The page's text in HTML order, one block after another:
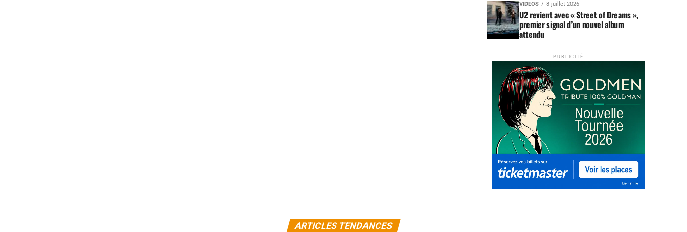
VIDEOS 8 juillet 2026
U2 revient avec « Street of Dreams »,
premier signal d’un nouvel album
attendu
PUBLICITÉ
ARTICLES TENDANCES